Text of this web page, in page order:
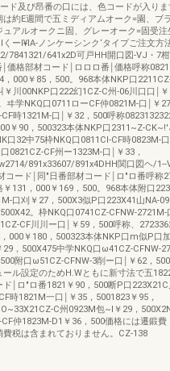
ド及び昂番の口には、色コードが入り
は約E週間で五ミディアムオーク=園、ブ
ュアルオークニ固、グレーオーク=固受注
くーl¥IA-ノンケーシンク‘タイプご注文方
7841321/641x2D可戸HH開口図-VJ・7
￨価格部材コード￨ロロロ番￨価格呼称
，000￥85，500。968本体NKP口
￥川00NKP口222幻1CZ-C州-06川口口￨￥
ヰ学NKQ口0711ローCF仲0821M-口￨￥
CF時1321M-口￨￥32，500呼称
￥90，500323本体NKP口2311~Z-
口32中75枠NKQ口0811Cl-CF時0823M-口
0821CZ-CF州ー1323M-口￨￥33，
891x33607/891x4DHH関口図ヘ/1--
コード￨同"日番部材コード￨ロ"ロ番呼称
￥131，000￥169，500。968本体附口
口刈￥27，500X3似P口223X41山NA-
500X42。枠NKQ口0741CZ-CFNW-
CF川川ー口￨￥59，500呼称、
000￥180，500323本体NKP口m似P口
29，500X475中学NKQ口ω41CZ-CFNW-
500附口ω51CZ-CFNW-3削ー口￨￥62，
ール設定のためH.Wともに新寸法で五
ド￨ロ"ロ番1821￥90，500断P口223X21C
時1821M一口￨￥35，5001823￥95，
C州0923M包~I￥29，
CF仲1823M-D1￥36，500価格には遷鍛費
費税は含まれておりません。CZ-138